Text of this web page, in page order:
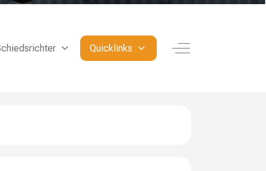
Quicklinks Off-Canvas Toggle